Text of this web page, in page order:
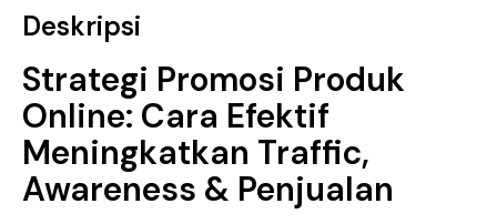
Deskripsi
Strategi Promosi Produk
Online: Cara Efektif
Meningkatkan Traffic,
Awareness & Penjualan